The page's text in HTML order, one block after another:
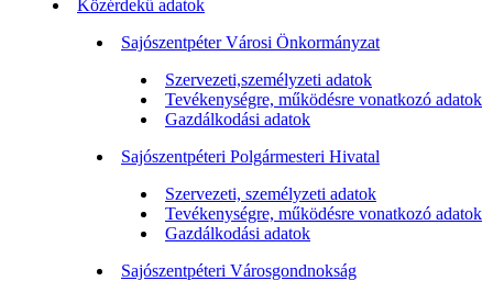
Közérdekű adatok
Sajószentpéter Városi Önkormányzat
Szervezeti,személyzeti adatok
Tevékenységre, működésre vonatkozó adatok
Gazdálkodási adatok
Sajószentpéteri Polgármesteri Hivatal
Szervezeti, személyzeti adatok
Tevékenységre, működésre vonatkozó adatok
Gazdálkodási adatok
Sajószentpéteri Városgondnokság